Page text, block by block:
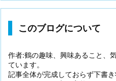
このブログについて
作者:鶴の趣味、興味あること、
ています。
記事全体が完成しておらず下書